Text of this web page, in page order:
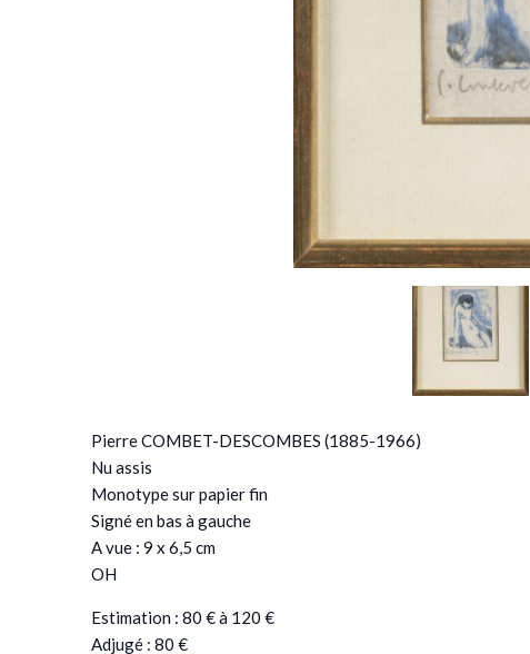
Pierre COMBET-DESCOMBES (1885-1966)
Nu assis
Monotype sur papier fin
Signé en bas à gauche
A vue : 9 x 6,5 cm
OH
Estimation : 80 € à 120 €
Adjugé : 80 €